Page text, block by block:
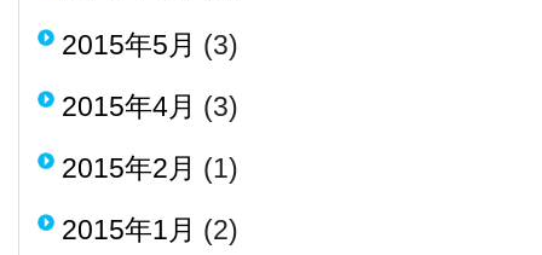
2015年5月 (3)
2015年4月 (3)
2015年2月 (1)
2015年1月 (2)